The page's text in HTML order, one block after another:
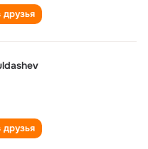
друзья
друзья